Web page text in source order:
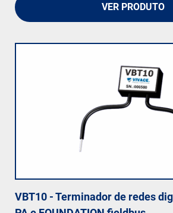
VER PRODUTO
VBT10 - Terminador de redes